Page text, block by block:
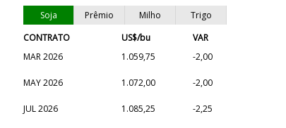
Soja Prêmio Milho
Trigo
CONTRATO
US$/bu
VAR
MAR 2026
1.059,75 -2,00
MAY 2026 1.072,00 -2,00
JUL 2026 1.085,25 -2,25